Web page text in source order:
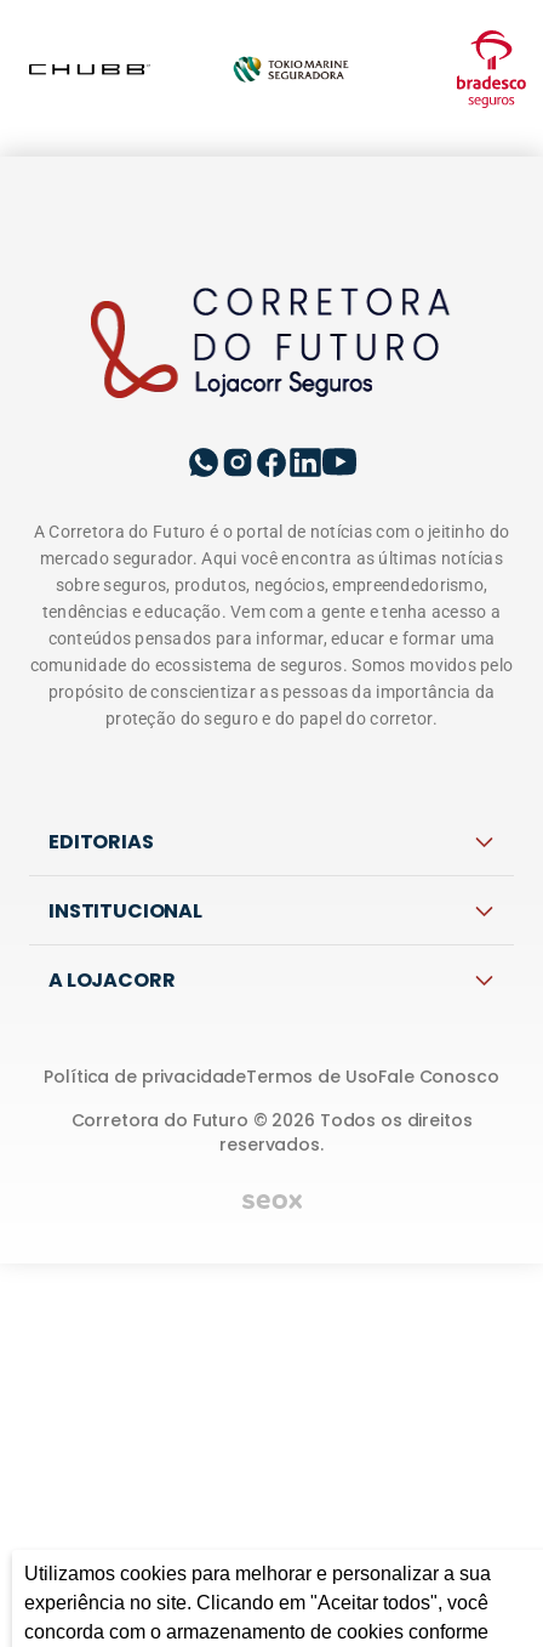
A Corretora do Futuro é o portal de notícias com o jeitinho do
mercado segurador. Aqui você encontra as últimas notícias
sobre seguros, produtos, negócios, empreendedorismo,
tendências e educação. Vem com a gente e tenha acesso a
conteúdos pensados para informar, educar e formar uma
comunidade do ecossistema de seguros. Somos movidos pelo
propósito de conscientizar as pessoas da importância da
proteção do seguro e do papel do corretor.
EDITORIAS
INSTITUCIONAL
A LOJACORR
Corretora do Futuro © 2026 Todos os direitos
reservados.
Política de privacidadeTermos de UsoFale Conosco
Utilizamos cookies para melhorar e personalizar a sua
experiência no site. Clicando em "Aceitar todos", você
concorda com o armazenamento de cookies conforme